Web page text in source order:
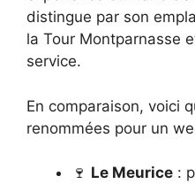
distingue par son
la Tour Montparnasse
service.
En comparaison, voici
renommées pour un
🍷 Le Meurice :